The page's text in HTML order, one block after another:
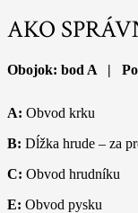
AKO
Obojok: bod A |
A: Obvod krku
B: Dĺžka hrude – za
C: Obvod hrudníku
E: Obvod pysku